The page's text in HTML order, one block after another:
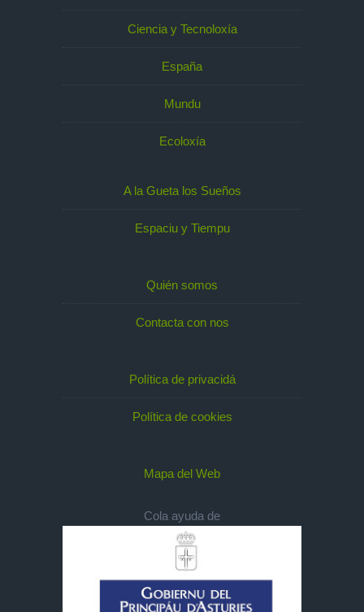
Ciencia y Tecnoloxía
España
Mundu
Ecoloxía
A la Gueta los Sueños
Espaciu y Tiempu
Quién somos
Contacta con nos
Política de privacidá
Política de cookies
Mapa del Web
Cola ayuda de